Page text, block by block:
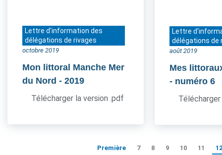
Lettre d'information des
délégations de rivages
octobre 2019
Mon littoral Manche Mer
du Nord - 2019
Télécharger la version .pdf
Lettre
délégations de
août 2019
Mes
- numéro 6
Première 7 8 9 10 11 12